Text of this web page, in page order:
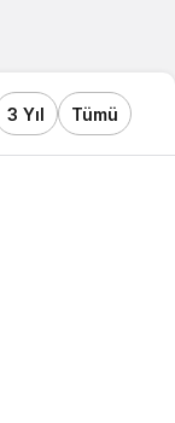
3 Yıl Tümü